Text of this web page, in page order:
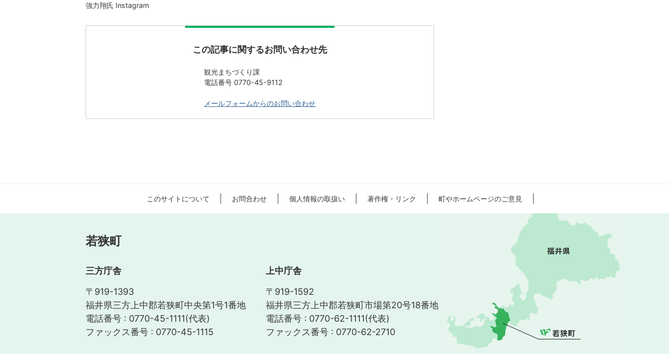
強力翔氏 Instagram
この記事に関するお問い合わせ先
観光まちづくり課
電話番号 0770-45-9112
メールフォームからのお問い合わせ
このサイトについて お問合わせ 個人情報の取扱い 著作権・リンク 町やホームページのご意見
若狭町
三方庁舎
〒919-1393
福井県三方上中郡若狭町中央第1号1番地
電話番号 : 0770-45-1111(代表)
ファックス番号 : 0770-45-1115
上中庁舎
〒919-1592
福井県三方上中郡若狭町市場第20号18番地
電話番号 : 0770-62-1111(代表)
ファックス番号 : 0770-62-2710